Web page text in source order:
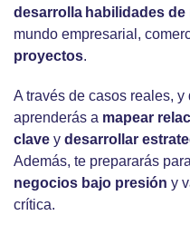
desarrolla habilidades
mundo empresarial,
proyectos.
A través de casos reales,
aprenderás a mapear
clave y desarrollar
Además, te prepararás
negocios bajo presión y
crítica.